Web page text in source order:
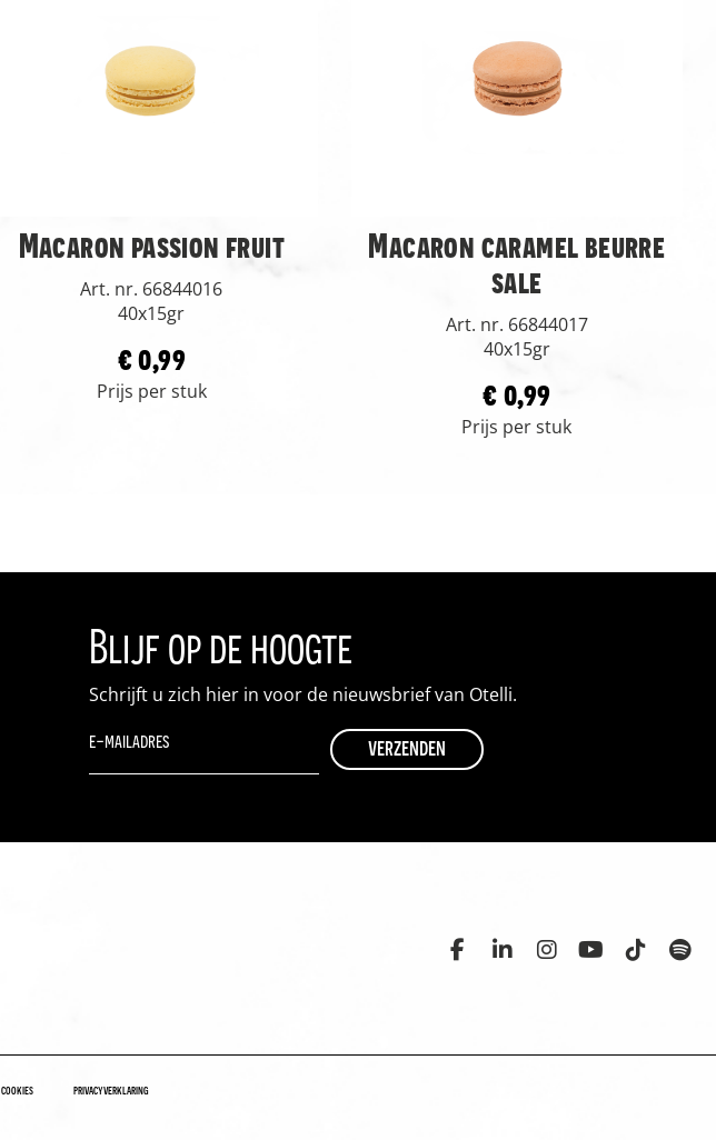
Macaron passion fruit
Art. nr. 66844016
40x15gr
€ 0,99
Prijs per stuk
Macaron caramel beurre
sale
Art. nr. 66844017
40x15gr
€ 0,99
Prijs per stuk
Blijf op de hoogte
Schrijft u zich hier in voor de nieuwsbrief van Otelli.
cookies privacyverklaring